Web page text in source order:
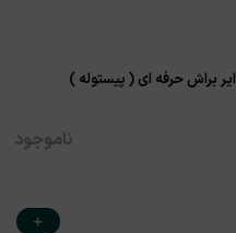
ایر براش حرفه ای ( پیستوله )
ناموجود